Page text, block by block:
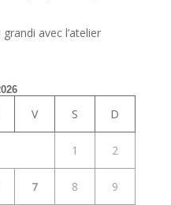
avec l’atelier
V S D
1 2
7 8 9